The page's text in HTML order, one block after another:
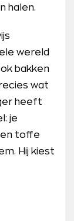
halen.
wereld
bakken
wat
heeft
je
toffe
Hij kiest